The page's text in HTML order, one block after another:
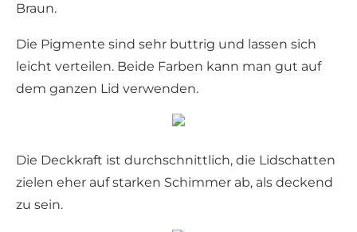
Braun.
Die Pigmente sind sehr buttrig und lassen sich
leicht verteilen. Beide Farben kann man gut auf
dem ganzen Lid verwenden.
Die Deckkraft ist durchschnittlich, die Lidschatten
zielen eher auf starken Schimmer ab, als deckend
zu sein.